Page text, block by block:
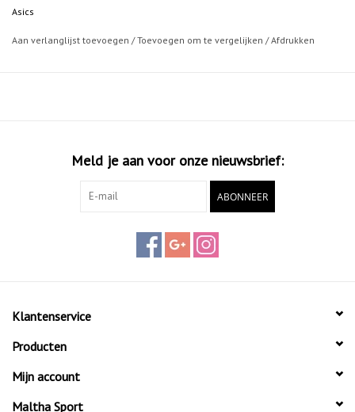
Asics
Aan verlanglijst toevoegen /Toevoegen om te vergelijken /Afdrukken
Meld je aan voor onze nieuwsbrief:
ABONNEER
Klantenservice
Producten
Mijn account
Maltha Sport